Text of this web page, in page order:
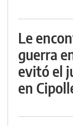
Le
guerra
evitó el
en